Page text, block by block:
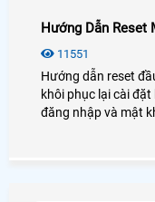
Hướng Dẫn Reset
11551
Hướng dẫn reset
khôi phục lại cài
đăng nhập và mật khẩu mặc